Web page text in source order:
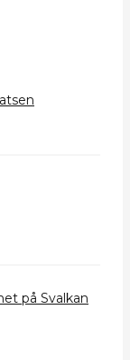
på Svalkan